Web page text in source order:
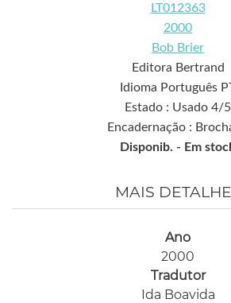
LT012363
2000
Bob Brier
Editora Bertrand
Idioma Português
Estado : Usado 4/5
Encadernação :
Disponib. - Em
MAIS
Ano
2000
Tradutor
Ida Boavida